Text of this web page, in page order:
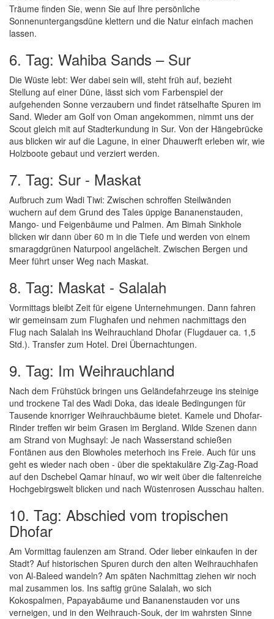
Träume finden Sie, wenn Sie auf Ihre persönliche
Sonnenuntergangsdüne klettern und die Natur einfach machen
lassen.
6. Tag: Wahiba Sands – Sur
Die Wüste lebt: Wer dabei sein will, steht früh auf, bezieht
Stellung auf einer Düne, lässt sich vom Farbenspiel der
aufgehenden Sonne verzaubern und findet rätselhafte Spuren im
Sand. Wieder am Golf von Oman angekommen, nimmt uns der
Scout gleich mit auf Stadterkundung in Sur. Von der Hängebrücke
aus blicken wir auf die Lagune, in einer Dhauwerft erleben wir, wie
Holzboote gebaut und verziert werden.
7. Tag: Sur - Maskat
Aufbruch zum Wadi Tiwi: Zwischen schroffen Steilwänden
wuchern auf dem Grund des Tales üppige Bananenstauden,
Mango- und Feigenbäume und Palmen. Am Bimah Sinkhole
blicken wir dann über 60 m in die Tiefe und werden von einem
smaragdgrünen Naturpool angelächelt. Zwischen Bergen und
Meer führt unser Weg nach Maskat.
8. Tag: Maskat - Salalah
Vormittags bleibt Zeit für eigene Unternehmungen. Dann fahren
wir gemeinsam zum Flughafen und nehmen nachmittags den
Flug nach Salalah ins Weihrauchland Dhofar (Flugdauer ca. 1,5
Std.). Transfer zum Hotel. Drei Übernachtungen.
9. Tag: Im Weihrauchland
Nach dem Frühstück bringen uns Geländefahrzeuge ins steinige
und trockene Tal des Wadi Doka, das ideale Bedingungen für
Tausende knorriger Weihrauchbäume bietet. Kamele und Dhofar-
Rinder treffen wir beim Grasen im Bergland. Wilde Szenen dann
am Strand von Mughsayl: Je nach Wasserstand schießen
Fontänen aus den Blowholes meterhoch ins Freie. Auch für uns
geht es wieder nach oben - über die spektakuläre Zig-Zag-Road
auf den Dschebel Qamar hinauf, wo wir weit über die faltenreiche
Hochgebirgswelt blicken und nach Wüstenrosen Ausschau halten.
10. Tag: Abschied vom tropischen
Dhofar
Am Vormittag faulenzen am Strand. Oder lieber einkaufen in der
Stadt? Auf historischen Spuren durch den alten Weihrauchhafen
von Al-Baleed wandeln? Am späten Nachmittag ziehen wir noch
mal zusammen los. Ins saftig grüne Salalah, wo sich
Kokospalmen, Papayabäume und Bananenstauden vor uns
verneigen, und in den Weihrauch-Souk, der im wahrsten Sinne